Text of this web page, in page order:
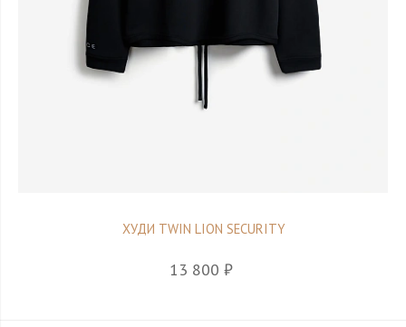
ХУДИ TWIN LION SECURITY
13 800 ₽